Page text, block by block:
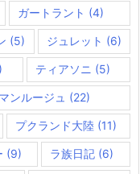
ガートラント (4)
(5) ジュレット (6)
ティアソニ (5)
ンルージュ (22)
プクランド大陸 (11)
(9) ラ族日記 (6)